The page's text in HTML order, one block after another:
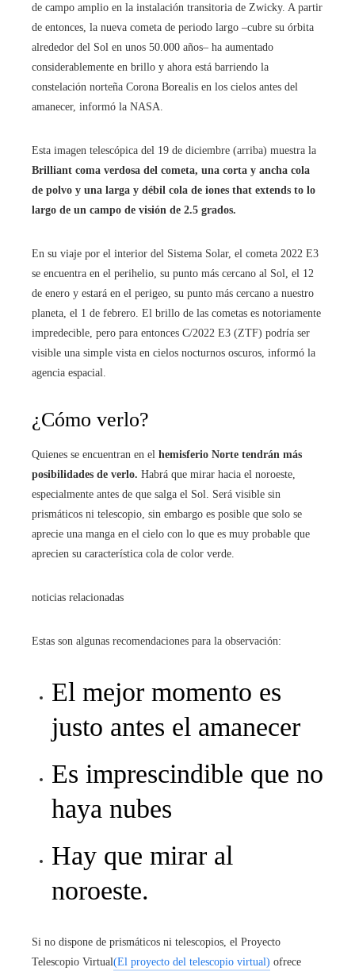
de campo amplio en la instalación transitoria de Zwicky. A partir
de entonces, la nueva cometa de periodo largo –cubre su órbita
alrededor del Sol en unos 50.000 años– ha aumentado
considerablemente en brillo y ahora está barriendo la
constelación norteña Corona Borealis en los cielos antes del
amanecer, informó la NASA.
Esta imagen telescópica del 19 de diciembre (arriba) muestra la
Brilliant coma verdosa del cometa, una corta y ancha cola
de polvo y una larga y débil cola de iones that extends to lo
largo de un campo de visión de 2.5 grados.
En su viaje por el interior del Sistema Solar, el cometa 2022 E3
se encuentra en el perihelio, su punto más cercano al Sol, el 12
de enero y estará en el perigeo, su punto más cercano a nuestro
planeta, el 1 de febrero. El brillo de las cometas es notoriamente
impredecible, pero para entonces C/2022 E3 (ZTF) podría ser
visible una simple vista en cielos nocturnos oscuros, informó la
agencia espacial.
¿Cómo verlo?
Quienes se encuentran en el hemisferio Norte tendrán más
posibilidades de verlo. Habrá que mirar hacia el noroeste,
especialmente antes de que salga el Sol. Será visible sin
prismáticos ni telescopio, sin embargo es posible que solo se
aprecie una manga en el cielo con lo que es muy probable que
aprecien su característica cola de color verde.
noticias relacionadas
Estas son algunas recomendaciones para la observación:
El mejor momento es
justo antes el amanecer
Es imprescindible que no
haya nubes
Hay que mirar al
noroeste.
Si no dispone de prismáticos ni telescopios, el Proyecto
Telescopio Virtual(El proyecto del telescopio virtual) ofrece